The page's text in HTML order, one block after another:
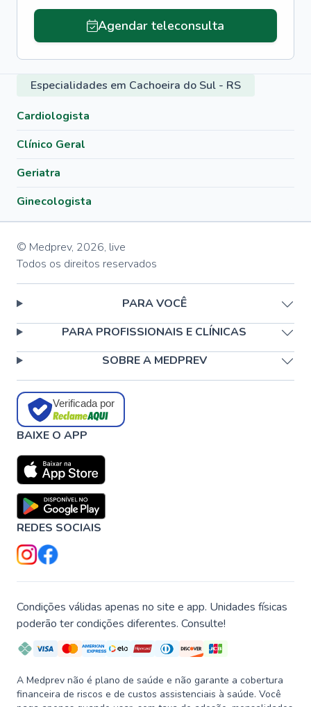
Agendar teleconsulta
Especialidades em Cachoeira do Sul - RS
Cardiologista
Clínico Geral
Geriatra
Ginecologista
© Medprev, 2026, live
Todos os direitos reservados
PARA VOCÊ
PARA PROFISSIONAIS E CLÍNICAS
SOBRE A MEDPREV
Verificada por
BAIXE O APP
REDES SOCIAIS
Condições válidas apenas no site e app. Unidades físicas
poderão ter condições diferentes. Consulte!
A Medprev não é plano de saúde e não garante a cobertura
financeira de riscos e de custos assistenciais à saúde. Você